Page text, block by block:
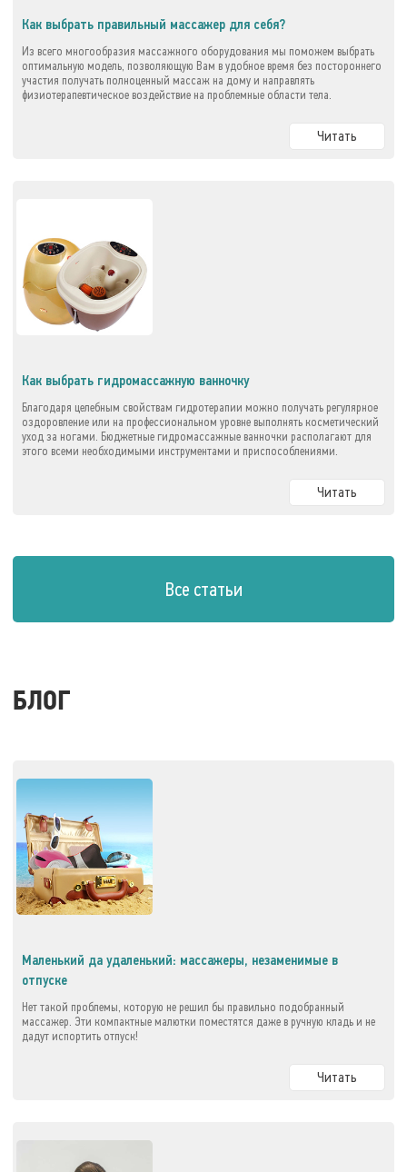
Как выбрать правильный массажер для себя?
Из всего многообразия массажного оборудования мы поможем выбрать
оптимальную модель, позволяющую Вам в удобное время без постороннего
участия получать полноценный массаж на дому и направлять
физиотерапевтическое воздействие на проблемные области тела.
Читать
Как выбрать гидромассажную ванночку
Благодаря целебным свойствам гидротерапии можно получать регулярное
оздоровление или на профессиональном уровне выполнять косметический
уход за ногами. Бюджетные гидромассажные ванночки располагают для
этого всеми необходимыми инструментами и приспособлениями.
Читать
Все статьи
БЛОГ
Маленький да удаленький: массажеры, незаменимые в
отпуске
Нет такой проблемы, которую не решил бы правильно подобранный
массажер. Эти компактные малютки поместятся даже в ручную кладь и не
дадут испортить отпуск!
Читать